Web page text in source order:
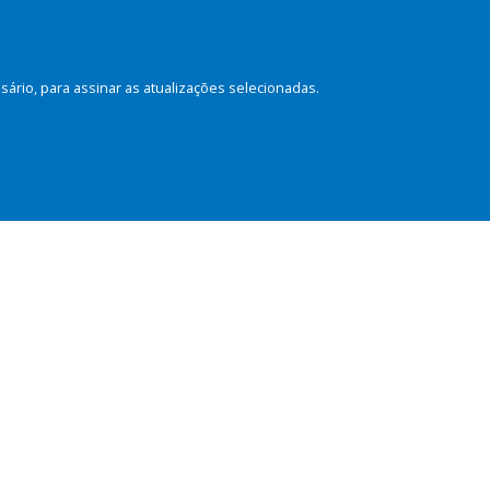
para assinar as atualizações selecionadas.